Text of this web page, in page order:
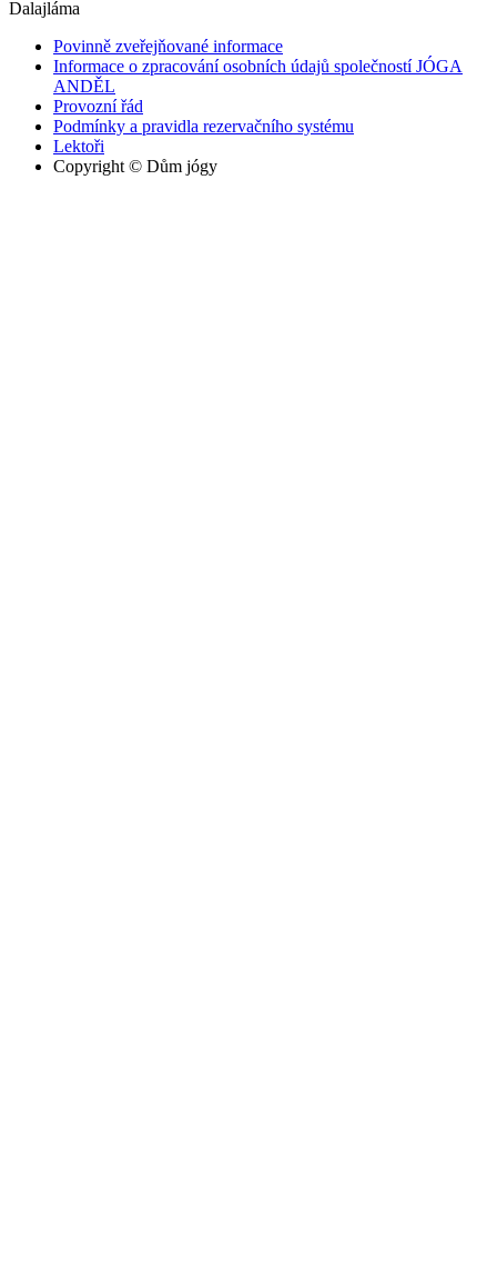
Dalajláma
Povinně zveřejňované informace
Informace o zpracování osobních údajů společností JÓGA
ANDĚL
Provozní řád
Podmínky a pravidla rezervačního systému
Lektoři
Copyright © Dům jógy